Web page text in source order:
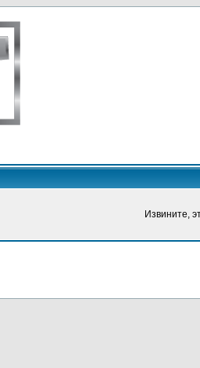
Извините,